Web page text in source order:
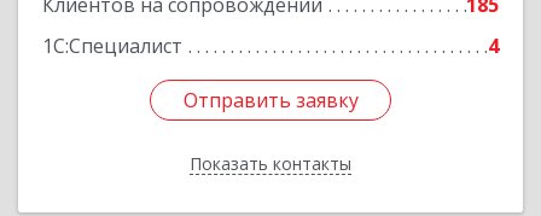
1С:Специалист
4
Отправить заявку
Показать контакты
Отправить заявку
Назад